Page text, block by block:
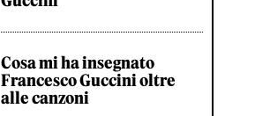
Cosa mi ha insegnato
Francesco Guccini oltre
alle canzoni